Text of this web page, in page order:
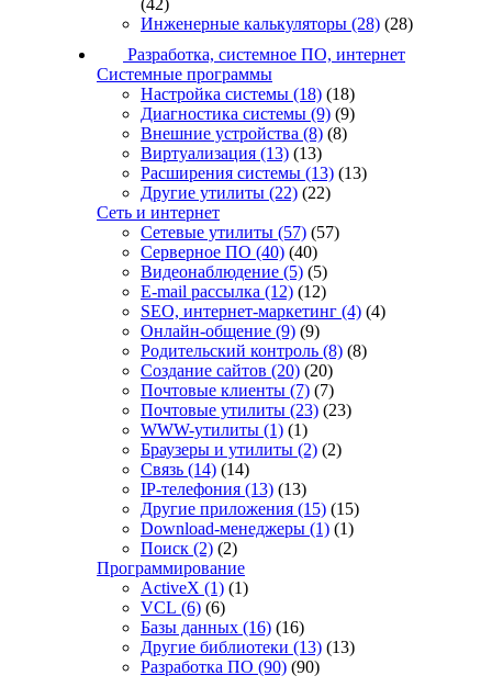
(42)
Инженерные калькуляторы (28) (28)
Разработка, системное ПО, интернет
Системные программы
Настройка системы (18) (18)
Диагностика системы (9) (9)
Внешние устройства (8) (8)
Виртуализация (13) (13)
Расширения системы (13) (13)
Другие утилиты (22) (22)
Сеть и интернет
Сетевые утилиты (57) (57)
Серверное ПО (40) (40)
Видеонаблюдение (5) (5)
E-mail рассылка (12) (12)
SEO, интернет-маркетинг (4) (4)
Онлайн-общение (9) (9)
Родительский контроль (8) (8)
Создание сайтов (20) (20)
Почтовые клиенты (7) (7)
Почтовые утилиты (23) (23)
WWW-утилиты (1) (1)
Браузеры и утилиты (2) (2)
Связь (14) (14)
IP-телефония (13) (13)
Другие приложения (15) (15)
Download-менеджеры (1) (1)
Поиск (2) (2)
Программирование
ActiveX (1) (1)
VCL (6) (6)
Базы данных (16) (16)
Другие библиотеки (13) (13)
Разработка ПО (90) (90)